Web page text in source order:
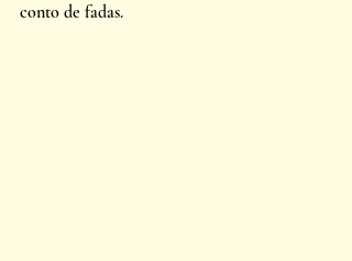
conto de fadas.